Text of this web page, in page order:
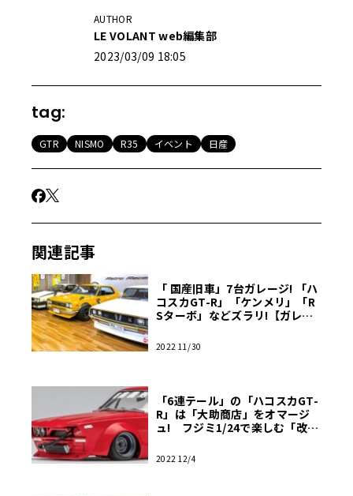
AUTHOR
LE VOLANT web編集部
2023/03/09 18:05
tag:
GTR NISMO R35 イベント 日産
関連記事
「 国産旧車」7台ガレージ! 「ハ
コスカGT-R」「ケンメリ」「R
Sターボ」などズラリ!【ガレー
2022 11/30
「6連テール」の「ハコスカGT-
R」は「大助商店」をオマージ
ュ! フジミ1/24で楽しむ「改造
ズ・チューニング】
2022 12/4